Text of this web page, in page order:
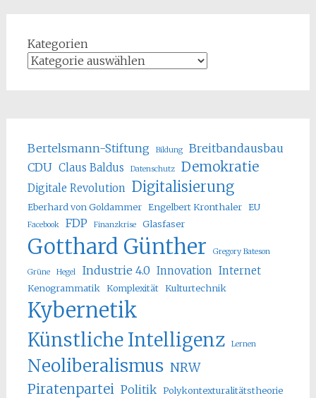
Kategorien
Bertelsmann-Stiftung Bildung
Breitbandausbau
CDU Claus Baldus Datenschutz Demokratie
Digitale Revolution Digitalisierung
Eberhard von Goldammer Engelbert Kronthaler EU
Facebook FDP Finanzkrise Glasfaser
Gotthard Günther Gregory Bateson
Grüne Hegel Industrie 4.0 Innovation Internet
Kenogrammatik Komplexität Kulturtechnik
Kybernetik
Künstliche Intelligenz Lernen
Neoliberalismus NRW
Piratenpartei Politik Polykontexturalitätstheorie